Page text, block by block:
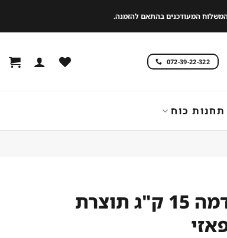
המעודכנים בהתאם להזמנה.
072-39-22-322
תחנות כוח
קולפת ת.אדמה 15 ק"ג תוצרת